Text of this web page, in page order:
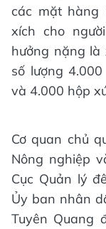
các mặt hàng
xích cho
hưởng nặng là
số lượng
và 4.000 hộp
Cơ quan chủ
Nông nghiệp
Cục Quản lý
Ủy ban nhân
Tuyên Quang